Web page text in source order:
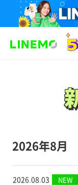
2026年8月
2026.08.03 NEW